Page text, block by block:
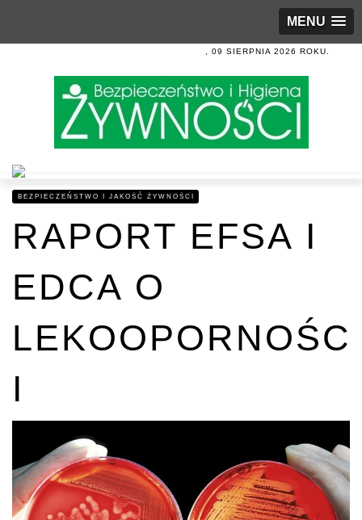
MENU
, 09 SIERPNIA 2026 ROKU.
BEZPIECZEŃSTWO I JAKOŚĆ ŻYWNOŚCI
RAPORT EFSA I
EDCA O
LEKOOPORNOŚC
I